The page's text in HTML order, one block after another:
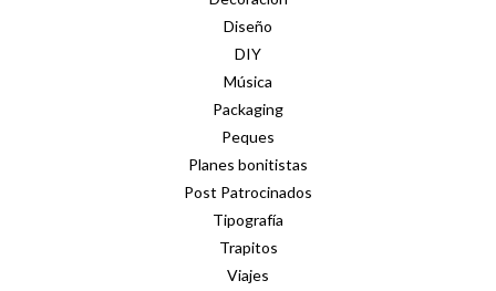
Diseño
DIY
Música
Packaging
Peques
Planes bonitistas
Post Patrocinados
Tipografía
Trapitos
Viajes